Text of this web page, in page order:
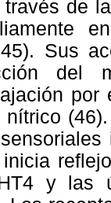
de
Sus
del
por
nítrico
y las